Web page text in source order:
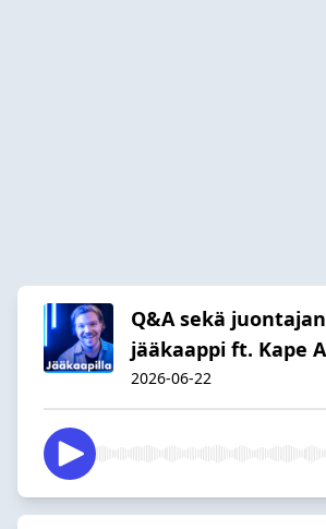
Q&A sekä juontajan
jääkaappi ft. Kape
2026-06-22